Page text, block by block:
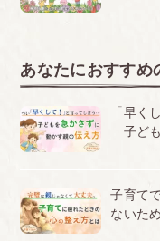
あなたにおすすめ
「早く
子ど
子育て
ないた